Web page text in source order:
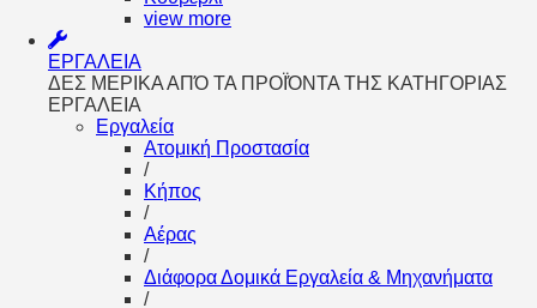
view more
ΕΡΓΑΛΕΙΑ
ΔΕΣ ΜΕΡΙΚΑ ΑΠΌ ΤΑ ΠΡΟΪΌΝΤΑ ΤΗΣ ΚΑΤΗΓΟΡΙΑΣ
ΕΡΓΑΛΕΙΑ
Εργαλεία
Aτομική Προστασία
/
Kήπος
/
Αέρας
/
Διάφορα Δομικά Εργαλεία & Μηχανήματα
/